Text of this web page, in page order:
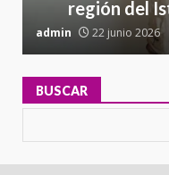
región del
admin 22 junio 2026
BUSCAR